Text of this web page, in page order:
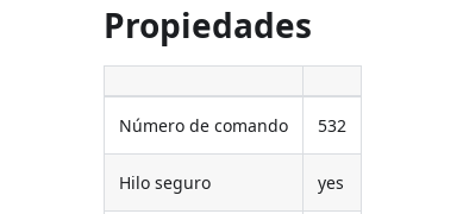
Propiedades
Número de comando 532
Hilo seguro yes